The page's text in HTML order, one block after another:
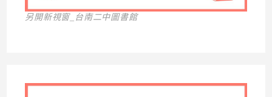
另開新視窗_台南二中圖書館